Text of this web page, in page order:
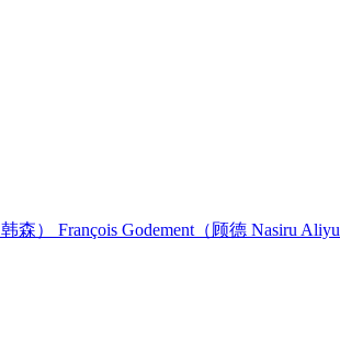
森） François Godement（顾德 Nasiru Aliyu